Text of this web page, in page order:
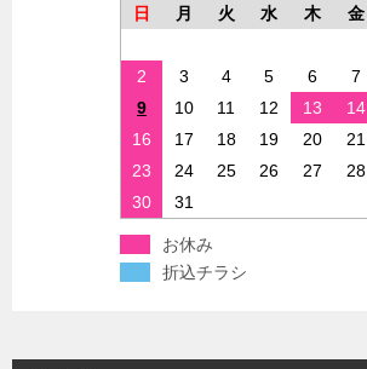
日
月 火 水 木 金
2
3 4 5 6 7
9
10 11 12 13 14
16
17 18 19 20 21
23
24 25 26 27 28
30
31
お休み
折込チラシ